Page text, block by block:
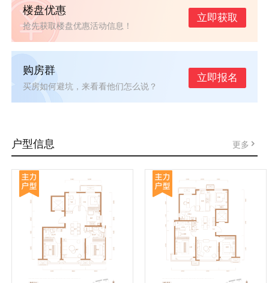
楼盘优惠
抢先获取楼盘优惠活动信息！
立即获取
购房群
买房如何避坑，来看看他们怎么说？
立即报名
户型信息 更多